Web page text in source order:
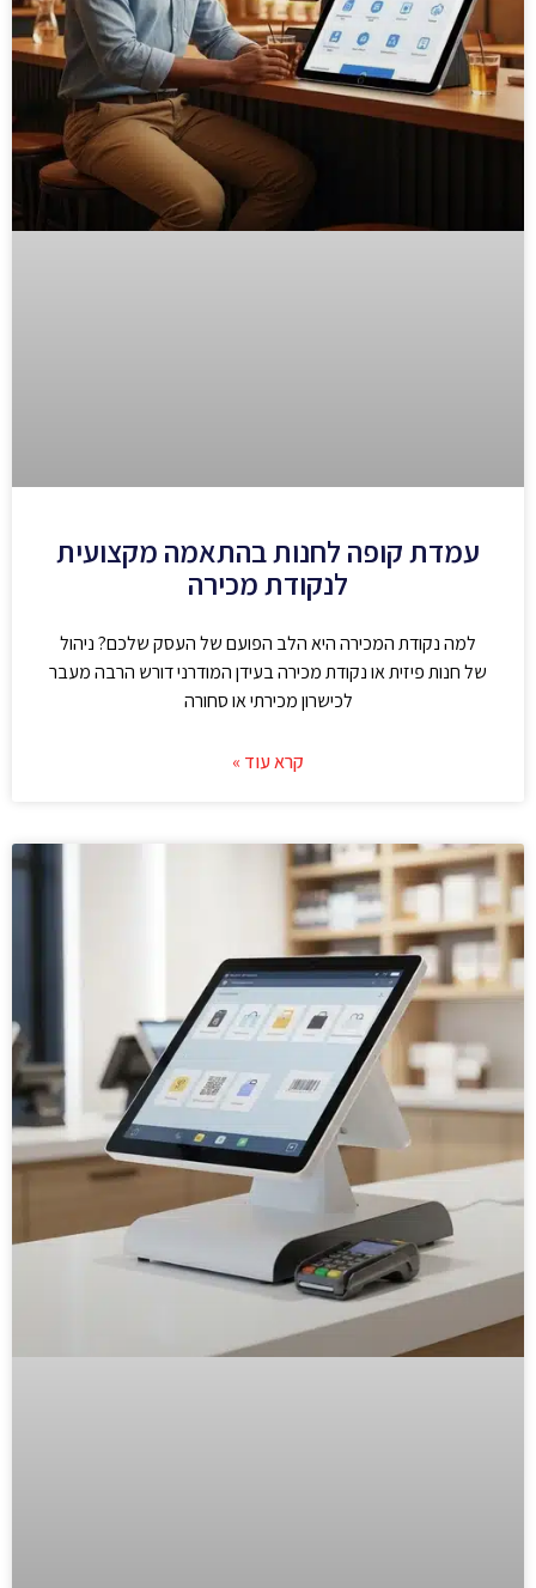
עמדת קופה לחנות בהתאמה מקצועית
לנקודת מכירה
למה נקודת המכירה היא הלב הפועם של העסק שלכם? ניהול
של חנות פיזית או נקודת מכירה בעידן המודרני דורש הרבה מעבר
לכישרון מכירתי או סחורה
קרא עוד »